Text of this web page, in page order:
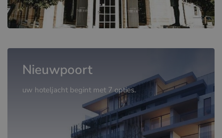
Nieuwpoort
uw hoteljacht begint met 7 opties.